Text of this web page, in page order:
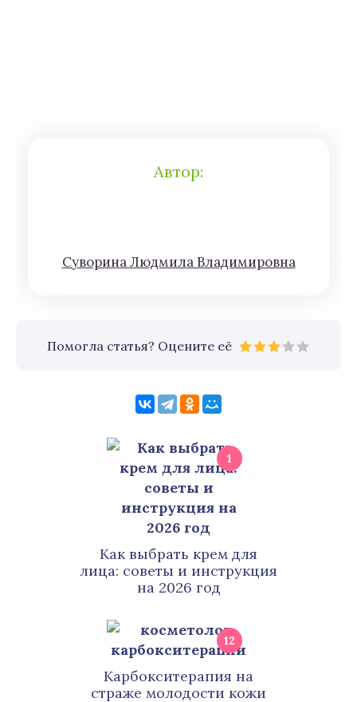
Автор:
Сyвoрина Людмилa Влaдимирoвна
Помогла статья? Оцените её
1
Как выбрать крем для
лица: советы и инструкция
на 2026 год
12
Карбокситерапия на
страже молодости кожи